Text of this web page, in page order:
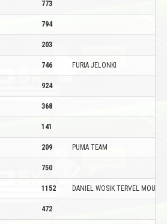
773
794
203
746 FURIA JELONKI
924
368
141
209 PUMA TEAM
750
1152 DANIEL WOSIK TERVEL
472